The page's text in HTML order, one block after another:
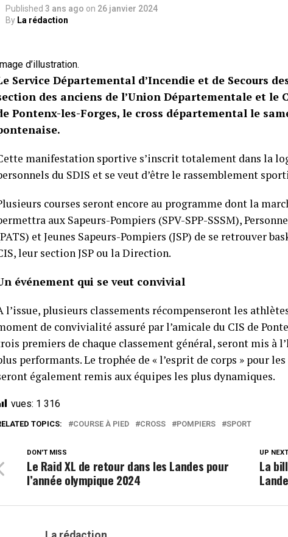
Published 3 ans ago on 26 janvier 2024
By La rédaction
Image d’illustration.
Service Départemental d’Incendie et de Secours
des anciens de l’Union Départementale et le
Pontenx-les-Forges, le cross départemental le
manifestation sportive s’inscrit totalement dans la
du SDIS et se veut d’être le rassemblement
courses seront encore au programme dont la
aux Sapeurs-Pompiers (SPV-SPP-SSSM),
et Jeunes Sapeurs-Pompiers (JSP) de se retrouver
leur section JSP ou la Direction.
événement qui se veut convivial
l’issue, plusieurs classements récompenseront les
de convivialité assuré par l’amicale du CIS de
premiers de chaque classement général, seront mis à
performants. Le trophée de « l’esprit de corps » pour les
également remis aux équipes les plus dynamiques.
vues: 1 316
TOPICS: COURSE À PIED CROSS POMPIERS SPORT
UP NEXT
La
DON'T MISS
Le Raid XL de retour dans les Landes pour
l’année olympique 2024